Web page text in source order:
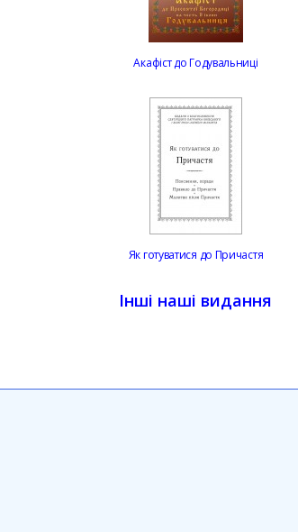
Акафіст до Годувальниці
Як готуватися до Причастя
Інші наші видання